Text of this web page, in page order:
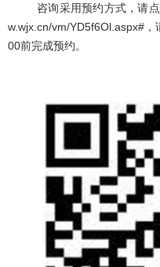
咨询采用预约方式，请
w.wjx.cn/vm/YD5f6Ol.aspx#
00前完成预约。